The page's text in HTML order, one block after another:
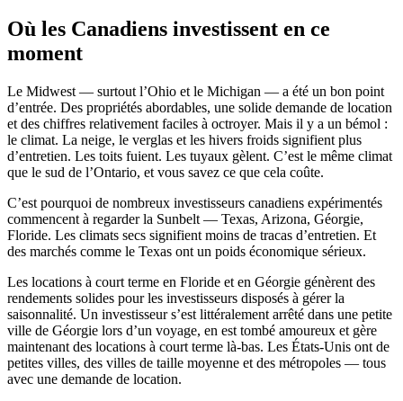
Où les Canadiens investissent en ce
moment
Le Midwest — surtout l’Ohio et le Michigan — a été un bon point
d’entrée. Des propriétés abordables, une solide demande de location
et des chiffres relativement faciles à octroyer. Mais il y a un bémol :
le climat. La neige, le verglas et les hivers froids signifient plus
d’entretien. Les toits fuient. Les tuyaux gèlent. C’est le même climat
que le sud de l’Ontario, et vous savez ce que cela coûte.
C’est pourquoi de nombreux investisseurs canadiens expérimentés
commencent à regarder la Sunbelt — Texas, Arizona, Géorgie,
Floride. Les climats secs signifient moins de tracas d’entretien. Et
des marchés comme le Texas ont un poids économique sérieux.
Les locations à court terme en Floride et en Géorgie génèrent des
rendements solides pour les investisseurs disposés à gérer la
saisonnalité. Un investisseur s’est littéralement arrêté dans une petite
ville de Géorgie lors d’un voyage, en est tombé amoureux et gère
maintenant des locations à court terme là-bas. Les États-Unis ont de
petites villes, des villes de taille moyenne et des métropoles — tous
avec une demande de location.